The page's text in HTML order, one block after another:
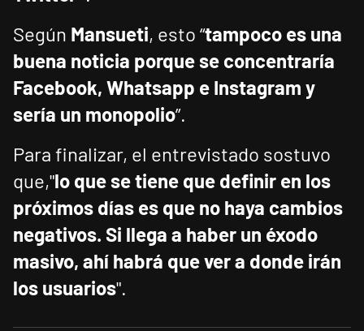
Según Mansueti, esto “tampoco es una
buena noticia porque se concentraría
Facebook, Whatsapp e Instagram y
sería un monopolio”.
Para finalizar, el entrevistado sostuvo
que,"lo que se tiene que definir en los
próximos días es que no haya cambios
negativos. Si llega a haber un éxodo
masivo, ahí habrá que ver a donde irán
los usuarios".